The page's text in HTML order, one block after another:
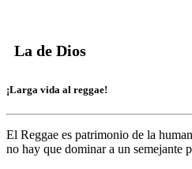
La de Dios
¡Larga vida al reggae!
El Reggae es patrimonio de la
no hay que dominar a un semejante